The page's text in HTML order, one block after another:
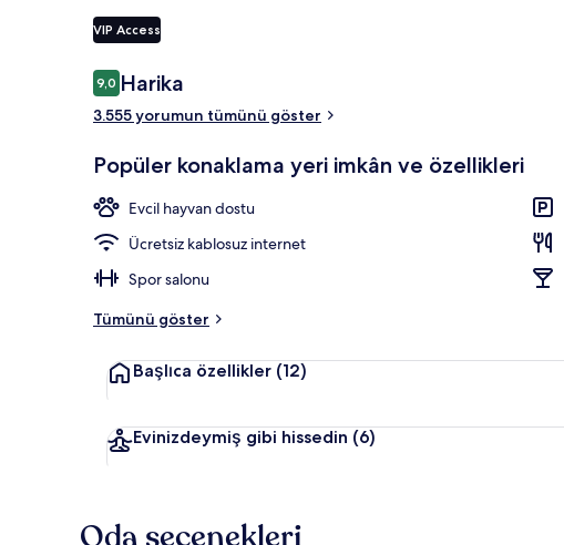
VIP Access
Yorumlar
9,09,0/10
Harika
3.555 yorumun tümünü göster
Popüler konaklama yeri imkân ve özellikleri
Evcil hayvan dostu
Ücretsiz kablosuz internet
Spor salonu
Tümünü göster
Başlıca özellikler (12)
Evinizdeymiş gibi hissedin (6)